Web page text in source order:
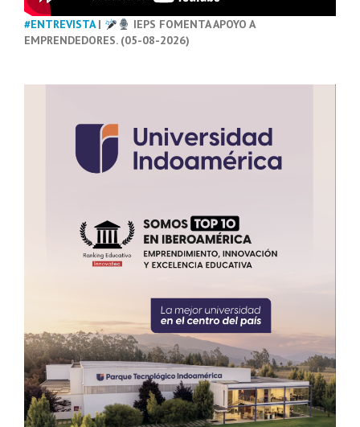
#ENTREVISTA|
IEPS FOMENTA APOYO A
EMPRENDEDORES. (05-08-2026)